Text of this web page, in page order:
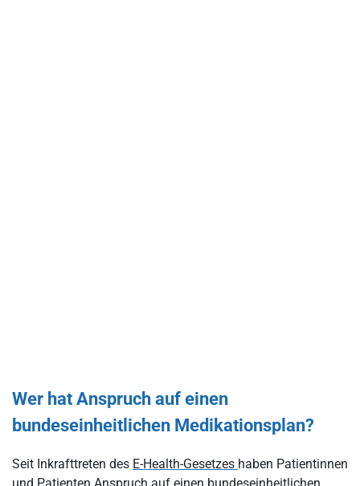
Wer hat Anspruch auf einen
bundeseinheitlichen Medikationsplan?
Seit Inkrafttreten des E-Health-Gesetzes haben Patientinnen